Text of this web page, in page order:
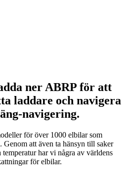
ner ABRP för att
laddare och navigera
navigering.
för över 1000 elbilar som
Genom att även ta hänsyn till saker
har vi några av världens
för elbilar.